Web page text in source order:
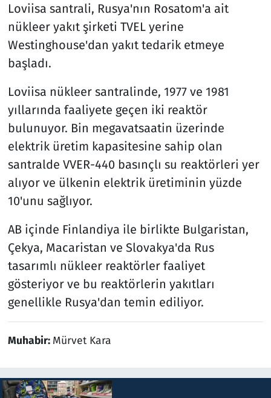
Loviisa santrali, Rusya'nın Rosatom'a ait
nükleer yakıt şirketi TVEL yerine
Westinghouse'dan yakıt tedarik etmeye
başladı.
Loviisa nükleer santralinde, 1977 ve 1981
yıllarında faaliyete geçen iki reaktör
bulunuyor. Bin megavatsaatin üzerinde
elektrik üretim kapasitesine sahip olan
santralde VVER-440 basınçlı su reaktörleri yer
alıyor ve ülkenin elektrik üretiminin yüzde
10'unu sağlıyor.
AB içinde Finlandiya ile birlikte Bulgaristan,
Çekya, Macaristan ve Slovakya'da Rus
tasarımlı nükleer reaktörler faaliyet
gösteriyor ve bu reaktörlerin yakıtları
genellikle Rusya'dan temin ediliyor.
Muhabir: Mürvet Kara